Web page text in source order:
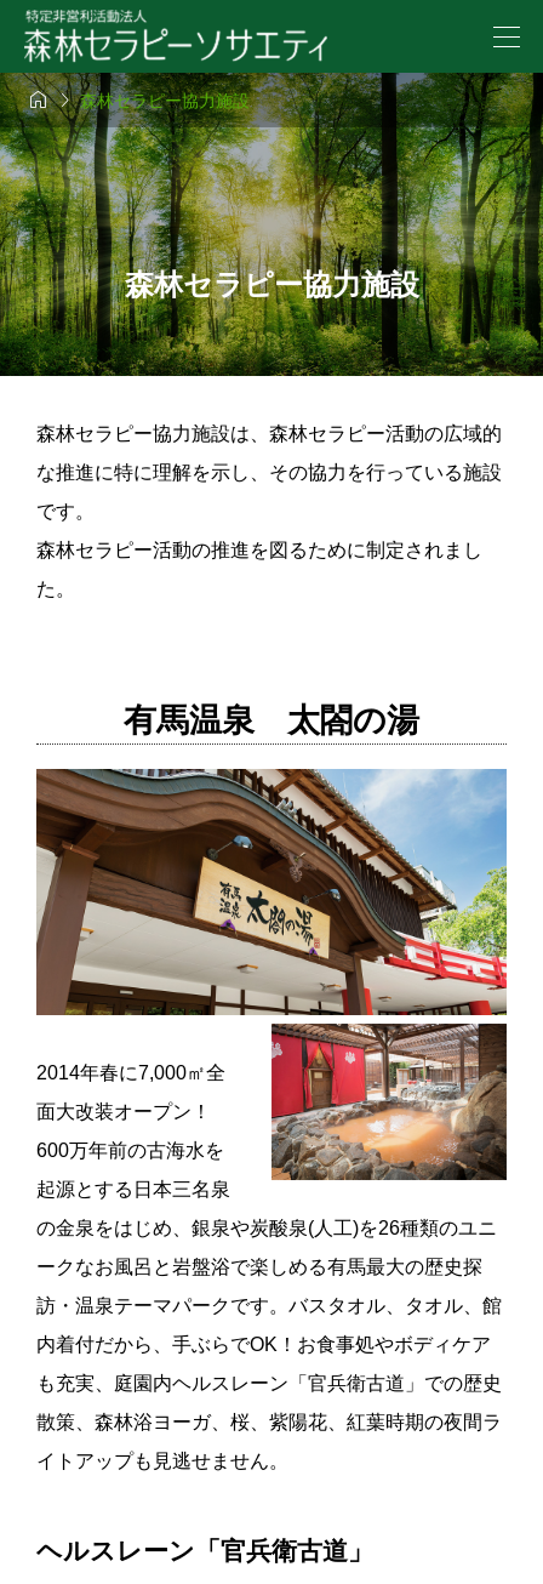
森林セラピー協力施設
森林セラピー協力施設
森林セラピー協力施設は、森林セラピー活動の広域的
な推進に特に理解を示し、その協力を行っている施設
です。
森林セラピー活動の推進を図るために制定されまし
た。
有馬温泉 太閤の湯
2014年春に7,000㎡全
面大改装オープン！
600万年前の古海水を
起源とする日本三名泉
の金泉をはじめ、銀泉や炭酸泉(人工)を26種類のユニ
ークなお風呂と岩盤浴で楽しめる有馬最大の歴史探
訪・温泉テーマパークです。バスタオル、タオル、館
内着付だから、手ぶらでOK！お食事処やボディケア
も充実、庭園内ヘルスレーン「官兵衛古道」での歴史
散策、森林浴ヨーガ、桜、紫陽花、紅葉時期の夜間ラ
イトアップも見逃せません。
ヘルスレーン「官兵衛古道」